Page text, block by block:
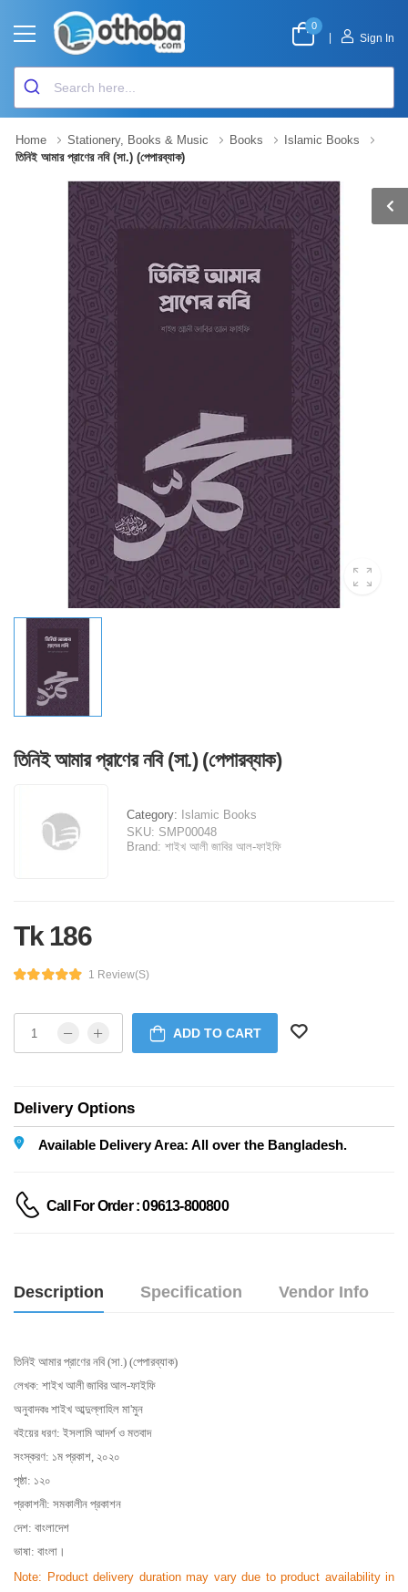
0
Sign In
Home Stationery, Books & Music Books
Islamic Books
তিনিই আমার প্রাণের নবি (সা.) (পেপারব্যাক)
তিনিই আমার প্রাণের নবি (সা.) (পেপারব্যাক)
Category: Islamic Books
SKU: SMP00048
Brand: শাইখ আলী জাবির আল-ফাইফি
Tk 186
1 Review(s)
ADD TO CART
Delivery Options
Available Delivery Area: All over the Bangladesh.
Call For Order : 09613-800800
Description Specification Vendor Info
তিনিই আমার প্রাণের নবি (সা.) (পেপারব্যাক)
লেখক: শাইখ আলী জাবির আল-ফাইফি
অনুবাদকঃ শাইখ আব্দুল্লাহিল মা'মুন
বইয়ের ধরণ: ইসলামি আদর্শ ও মতবাদ
সংস্করণ: ১ম প্রকাশ, ২০২০
পৃষ্ঠা: ১২০
প্রকাশনী: সমকালীন প্রকাশন
দেশ: বাংলাদেশ
ভাষা: বাংলা।
Note: Product delivery duration may vary due to product availability in